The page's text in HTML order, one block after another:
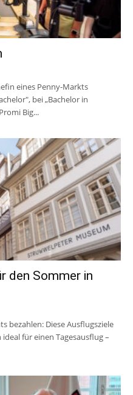
eines Penny-Markts
bei „Bachelor in
Big...
den Sommer in
bezahlen: Diese Ausflugsziele
für einen Tagesausflug –